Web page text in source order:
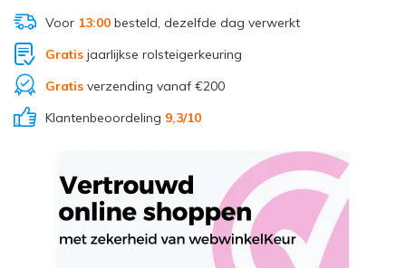
Voor 13:00besteld, dezelfde dag verwerkt
Gratisjaarlijkse rolsteigerkeuring
Gratisverzending vanaf €200
Klantenbeoordeling 9,3/10